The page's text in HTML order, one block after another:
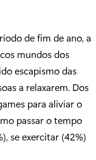
de fim de ano, a
mundos dos
escapismo das
a relaxarem. Dos
para aliviar o
passar o tempo
se exercitar (42%)